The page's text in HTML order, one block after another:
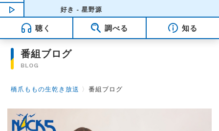
NOW PLAYING 15:48
好き - 星野源
聴く 調べる 知る
番組ブログ
BLOG
橋爪ももの生乾き放送 〉番組ブログ